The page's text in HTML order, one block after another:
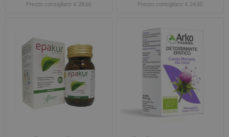
Prezzo consigliato: € 28,60 Prezzo consigliato: € 24,50